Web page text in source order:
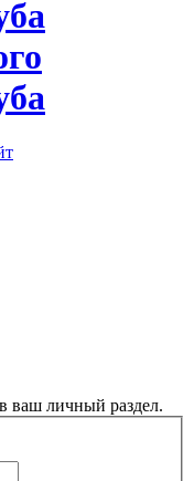
ваш личный раздел.